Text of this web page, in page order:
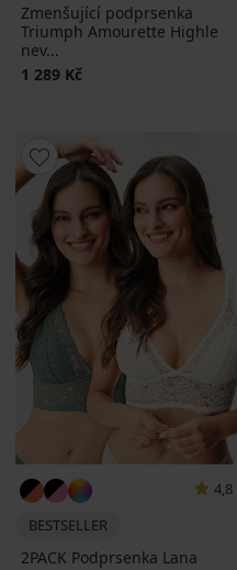
Zmenšující podprsenka
Triumph Amourette Highle
nev...
1 289 Kč
4,8
BESTSELLER
2PACK Podprsenka Lana